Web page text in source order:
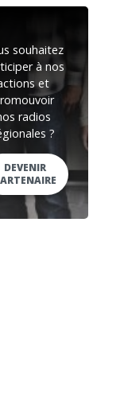
souhaitez
à nos
et
radios
?
DEVENIR